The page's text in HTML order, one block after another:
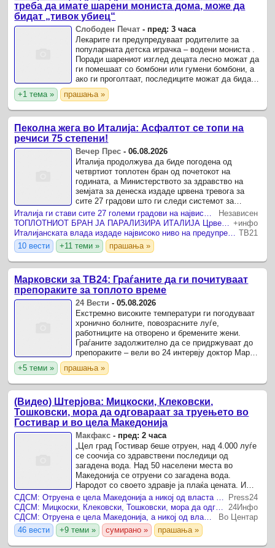
треба да имате шарени мониста дома, може да
бидат „тивок убиец“
Слободен Печат - пред: 3 часа
Лекарите ги предупредуваат родителите за
популарната детска играчка – водени мониста .
Поради шарениот изглед децата лесно можат да
ги помешаат со бомбони или гумени бомбони, а
ако ги проголтаат, последиците можат да бидат
многу сериозни, па дури и смртоносни.
+1 тема » прашања »
Пеколна жега во Италија: Асфалтот се топи на
речиси 75 степени!
Вечер Прес -06.08.2026
Италија продолжува да биде погодена од
четвртиот топлотен бран од почетокот на
годината, а Министерството за здравство на
земјата за денеска издаде црвена тревога за
сите 27 градови што ги следи системот за
следење на екстремната топлина.Италија ги стави сите 27 големи градови на највисока топлотна тревога
Независен
ТОПЛОТНИОТ БРАН ЈА ПАРАЛИЗИРА ИТАЛИЈА Црвен аларм во 27 градови поради високите температури +инфо
Италијанската влада издаде највисоко ниво на предупредување за топлотен бран ТВ21
10 вести
+11 теми » прашања »
Марковски за ТВ24: Граѓаните да ги почитуваат
препораките за топлото време
24 Вести -05.08.2026
Екстремно високите температури ги погодуваат
хронично болните, повозрасните луѓе,
работниците на отворено и бремените жени.
Граѓаните задолжително да се придржуваат до
препораките – вели во 24 интервју доктор Марко
Марковски.
+5 теми » прашања »
(Видео) Штерјова: Мицкоски, Клековски,
Тошковски, мора да одговараат за труењето во
Гостивар и во цела Македонија
Макфакс - пред: 2 часа
„Цел град Гостивар беше отруен, над 4.000 луѓе
се соочија со здравствени последици од
загадена вода. Над 50 населени места во
Македонија се отруени со загадена вода.
Народот со своето здравје ја плаќа цената. И
никој од власта не одговара! Како е ова можно?
Четири недели ...
СДСМ: Отруена е цела Македонија а никој од власта не одговара
Press24
СДСМ: Мицкоски, Клековски, Тошковски, мора да одговараат за труењето во Гостивар и во цела Македонија
24Инфо
СДСМ: Отруена е цела Македонија, а никој од власта не одговара
Во Центар
46 вести
+9 теми » сумирано » прашања »